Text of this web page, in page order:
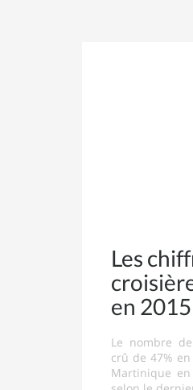
Les
en 2015
Le nombre
crû de 47%
Martinique